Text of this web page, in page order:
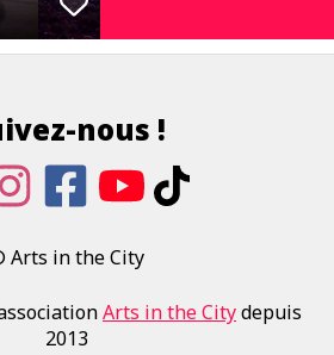
nous !
Arts in the City
Arts in the Citydepuis
2013